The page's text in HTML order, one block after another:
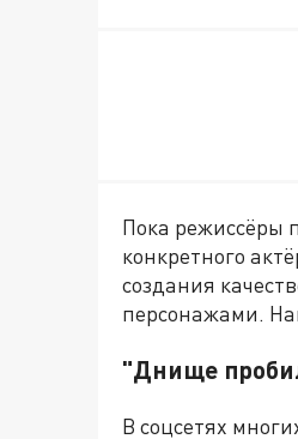
Пока режиссёры
конкретного
создания
персонажами.
"Днище
В соцсетях